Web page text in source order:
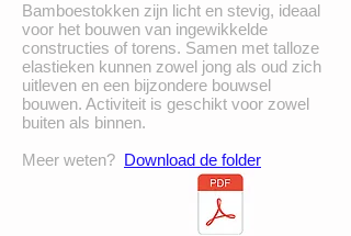
Bamboestokken zijn licht en stevig, ideaal
voor het bouwen van ingewikkelde
constructies of torens. Samen met talloze
elastieken kunnen zowel jong als oud zich
uitleven en een bijzondere bouwsel
bouwen. Activiteit is geschikt voor zowel
buiten als binnen.
Meer weten? Download de folder